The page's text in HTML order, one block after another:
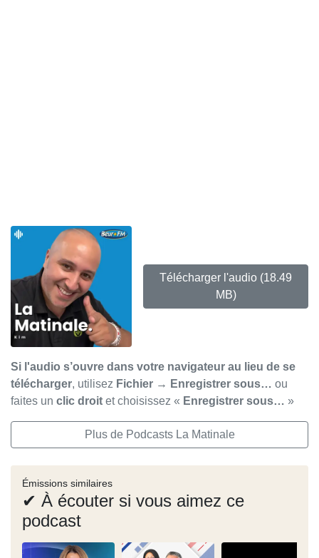
Télécharger l'audio (18.49
MB)
Si l'audio s’ouvre dans votre navigateur au lieu de se
télécharger, utilisez Fichier → Enregistrer sous… ou
faites un clic droit et choisissez « Enregistrer sous… »
Plus de Podcasts La Matinale
Émissions similaires
✔ À écouter si vous aimez ce
podcast